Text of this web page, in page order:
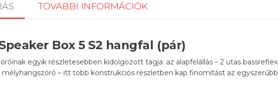
TOVÁBBI INFORMÁCIÓK
Box 5 S2 hangfal (pár)
egyik részletesebben kidolgozott tagja: az alapfelállás – 2 utas bassreflex
– itt több konstrukciós részletben kap finomítást az egyszerűbb